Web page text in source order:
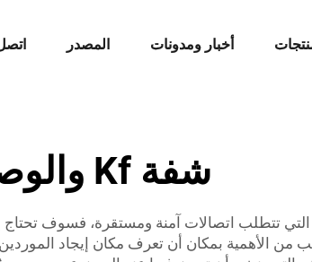
أخبار ومدونات المصدر
شفة Kf والوصلات
التي تتطلب اتصالات آمنة ومستقرة، فسوف
الأهمية بمكان أن تعرف مكان إيجاد